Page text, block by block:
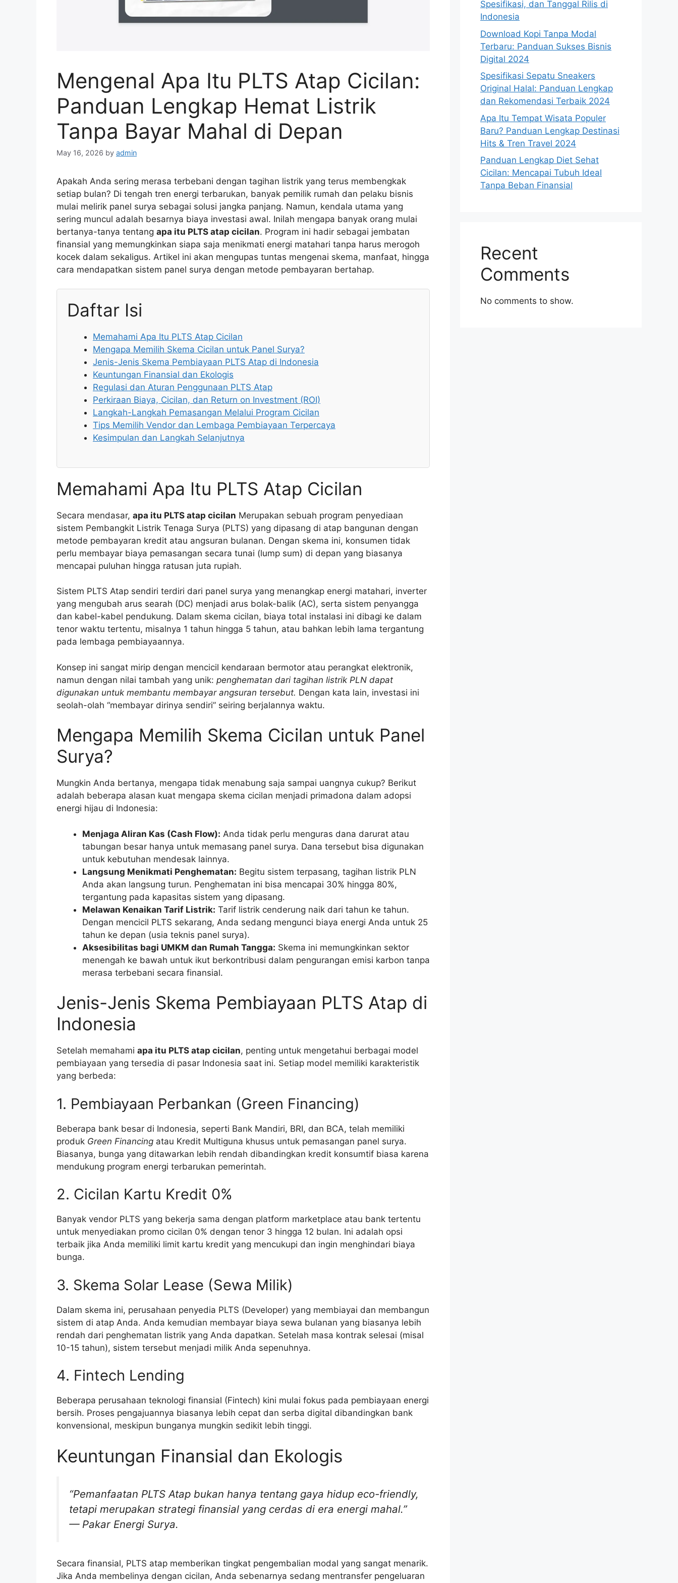
Mengenal Apa Itu PLTS Atap Cicilan:
Panduan Lengkap Hemat Listrik
Tanpa Bayar Mahal di Depan
May 16, 2026 by admin
Apakah Anda sering merasa terbebani dengan tagihan listrik yang terus membengkak
setiap bulan? Di tengah tren energi terbarukan, banyak pemilik rumah dan pelaku bisnis
mulai melirik panel surya sebagai solusi jangka panjang. Namun, kendala utama yang
sering muncul adalah besarnya biaya investasi awal. Inilah mengapa banyak orang mulai
bertanya-tanya tentang apa itu PLTS atap cicilan. Program ini hadir sebagai jembatan
finansial yang memungkinkan siapa saja menikmati energi matahari tanpa harus merogoh
kocek dalam sekaligus. Artikel ini akan mengupas tuntas mengenai skema, manfaat, hingga
cara mendapatkan sistem panel surya dengan metode pembayaran bertahap.
Daftar Isi
Memahami Apa Itu PLTS Atap Cicilan
Mengapa Memilih Skema Cicilan untuk Panel Surya?
Jenis-Jenis Skema Pembiayaan PLTS Atap di Indonesia
Keuntungan Finansial dan Ekologis
Regulasi dan Aturan Penggunaan PLTS Atap
Perkiraan Biaya, Cicilan, dan Return on Investment (ROI)
Langkah-Langkah Pemasangan Melalui Program Cicilan
Tips Memilih Vendor dan Lembaga Pembiayaan Terpercaya
Kesimpulan dan Langkah Selanjutnya
Memahami Apa Itu PLTS Atap Cicilan
Secara mendasar, apa itu PLTS atap cicilan Merupakan sebuah program penyediaan
sistem Pembangkit Listrik Tenaga Surya (PLTS) yang dipasang di atap bangunan dengan
metode pembayaran kredit atau angsuran bulanan. Dengan skema ini, konsumen tidak
perlu membayar biaya pemasangan secara tunai (lump sum) di depan yang biasanya
mencapai puluhan hingga ratusan juta rupiah.
Sistem PLTS Atap sendiri terdiri dari panel surya yang menangkap energi matahari, inverter
yang mengubah arus searah (DC) menjadi arus bolak-balik (AC), serta sistem penyangga
dan kabel-kabel pendukung. Dalam skema cicilan, biaya total instalasi ini dibagi ke dalam
tenor waktu tertentu, misalnya 1 tahun hingga 5 tahun, atau bahkan lebih lama tergantung
pada lembaga pembiayaannya.
Konsep ini sangat mirip dengan mencicil kendaraan bermotor atau perangkat elektronik,
namun dengan nilai tambah yang unik: penghematan dari tagihan listrik PLN dapat
digunakan untuk membantu membayar angsuran tersebut. Dengan kata lain, investasi ini
seolah-olah “membayar dirinya sendiri” seiring berjalannya waktu.
Mengapa Memilih Skema Cicilan untuk Panel
Surya?
Mungkin Anda bertanya, mengapa tidak menabung saja sampai uangnya cukup? Berikut
adalah beberapa alasan kuat mengapa skema cicilan menjadi primadona dalam adopsi
energi hijau di Indonesia:
Menjaga Aliran Kas (Cash Flow): Anda tidak perlu menguras dana darurat atau
tabungan besar hanya untuk memasang panel surya. Dana tersebut bisa digunakan
untuk kebutuhan mendesak lainnya.
Langsung Menikmati Penghematan: Begitu sistem terpasang, tagihan listrik PLN
Anda akan langsung turun. Penghematan ini bisa mencapai 30% hingga 80%,
tergantung pada kapasitas sistem yang dipasang.
Melawan Kenaikan Tarif Listrik: Tarif listrik cenderung naik dari tahun ke tahun.
Dengan mencicil PLTS sekarang, Anda sedang mengunci biaya energi Anda untuk 25
tahun ke depan (usia teknis panel surya).
Aksesibilitas bagi UMKM dan Rumah Tangga: Skema ini memungkinkan sektor
menengah ke bawah untuk ikut berkontribusi dalam pengurangan emisi karbon tanpa
merasa terbebani secara finansial.
Jenis-Jenis Skema Pembiayaan PLTS Atap di
Indonesia
Setelah memahami apa itu PLTS atap cicilan, penting untuk mengetahui berbagai model
pembiayaan yang tersedia di pasar Indonesia saat ini. Setiap model memiliki karakteristik
yang berbeda:
1. Pembiayaan Perbankan (Green Financing)
Beberapa bank besar di Indonesia, seperti Bank Mandiri, BRI, dan BCA, telah memiliki
produk Green Financing atau Kredit Multiguna khusus untuk pemasangan panel surya.
Biasanya, bunga yang ditawarkan lebih rendah dibandingkan kredit konsumtif biasa karena
mendukung program energi terbarukan pemerintah.
2. Cicilan Kartu Kredit 0%
Banyak vendor PLTS yang bekerja sama dengan platform marketplace atau bank tertentu
untuk menyediakan promo cicilan 0% dengan tenor 3 hingga 12 bulan. Ini adalah opsi
terbaik jika Anda memiliki limit kartu kredit yang mencukupi dan ingin menghindari biaya
bunga.
3. Skema Solar Lease (Sewa Milik)
Dalam skema ini, perusahaan penyedia PLTS (Developer) yang membiayai dan membangun
sistem di atap Anda. Anda kemudian membayar biaya sewa bulanan yang biasanya lebih
rendah dari penghematan listrik yang Anda dapatkan. Setelah masa kontrak selesai (misal
10-15 tahun), sistem tersebut menjadi milik Anda sepenuhnya.
4. Fintech Lending
Beberapa perusahaan teknologi finansial (Fintech) kini mulai fokus pada pembiayaan energi
bersih. Proses pengajuannya biasanya lebih cepat dan serba digital dibandingkan bank
konvensional, meskipun bunganya mungkin sedikit lebih tinggi.
Keuntungan Finansial dan Ekologis
“Pemanfaatan PLTS Atap bukan hanya tentang gaya hidup eco-friendly,
tetapi merupakan strategi finansial yang cerdas di era energi mahal.”
— Pakar Energi Surya.
Secara finansial, PLTS atap memberikan tingkat pengembalian modal yang sangat menarik.
Jika Anda membelinya dengan cicilan, Anda sebenarnya sedang mentransfer pengeluaran
Spesifikasi, dan Tanggal Rilis di
Indonesia
Download Kopi Tanpa Modal
Terbaru: Panduan Sukses Bisnis
Digital 2024
Spesifikasi Sepatu Sneakers
Original Halal: Panduan Lengkap
dan Rekomendasi Terbaik 2024
Apa Itu Tempat Wisata Populer
Baru? Panduan Lengkap Destinasi
Hits & Tren Travel 2024
Panduan Lengkap Diet Sehat
Cicilan: Mencapai Tubuh Ideal
Tanpa Beban Finansial
Recent
Comments
No comments to show.